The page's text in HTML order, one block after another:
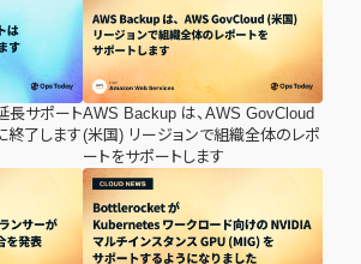
長サポート
終了します
AWS Backup は、AWS GovCloud
(米国) リージョンで組織全体のレポ
ートをサポートします